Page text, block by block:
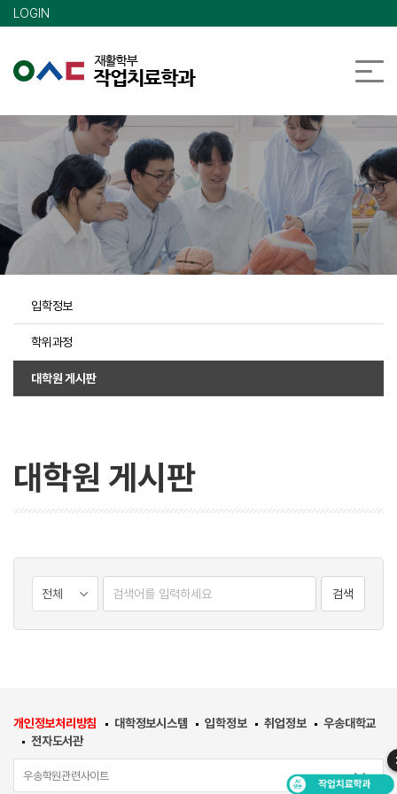
LOGIN
입학정보
학위과정
대학원 게시판
대학원 게시판
검색
개인정보처리방침 대학정보시스템 입학정보 취업정보
우송대학교
전자도서관
우송학원관련사이트